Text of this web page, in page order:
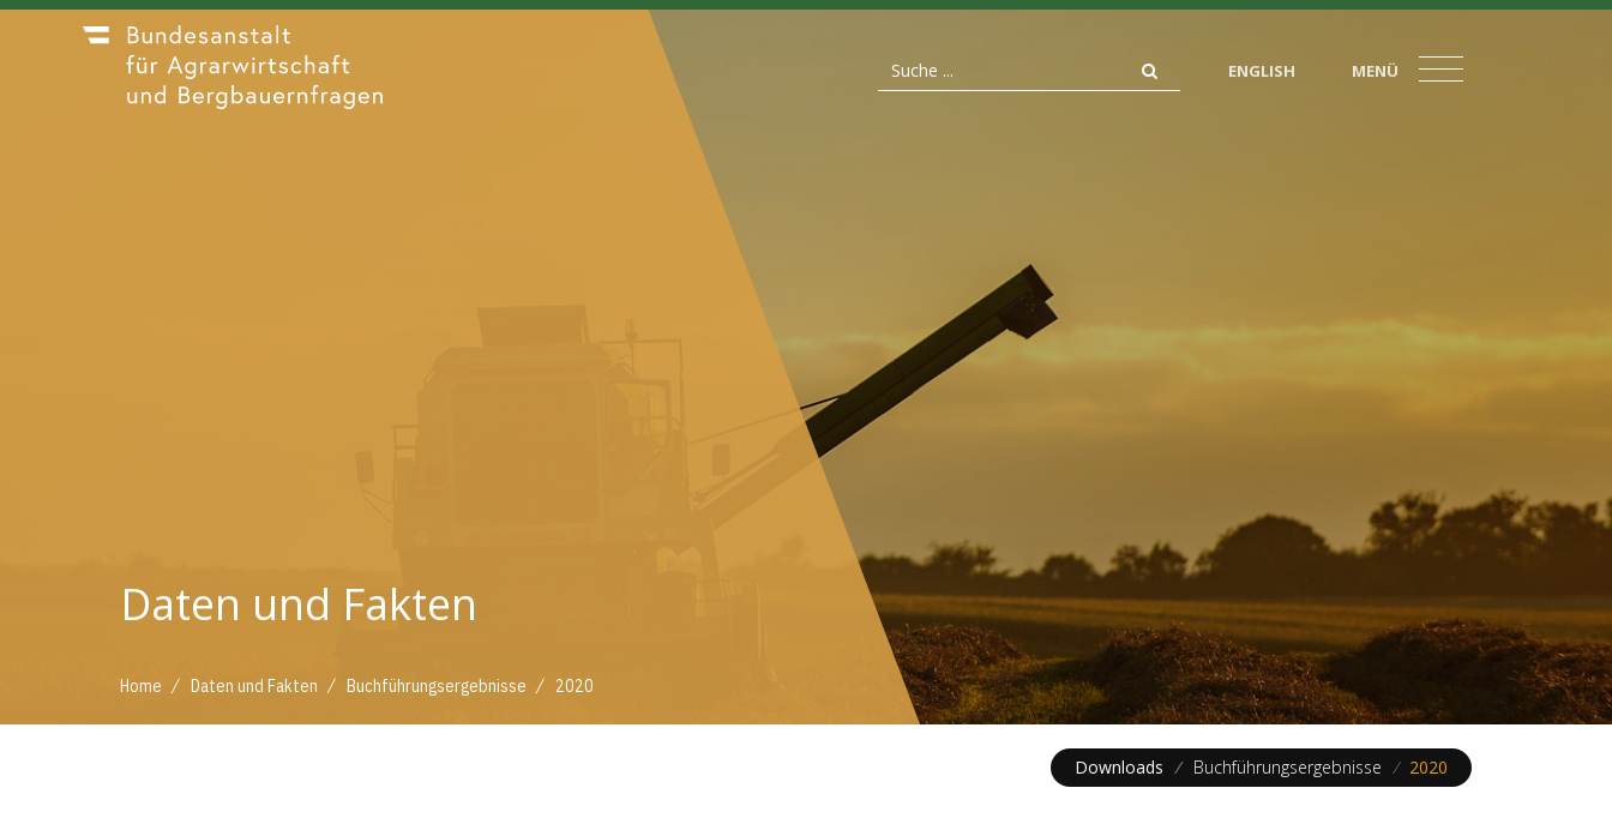
ENGLISH MENÜ
Daten und Fakten
Home / Daten und Fakten / Buchführungsergebnisse / 2020
Downloads / Buchführungsergebnisse / 2020